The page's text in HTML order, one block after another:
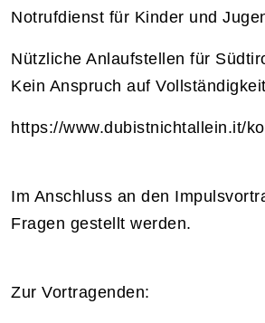
Notrufdienst für Kinder und
Nützliche Anlaufstellen für
Kein Anspruch auf Vollständigkeit
https://www.dubistnichtallein.it/
Im Anschluss an den
Fragen gestellt werden.
Zur Vortragenden: